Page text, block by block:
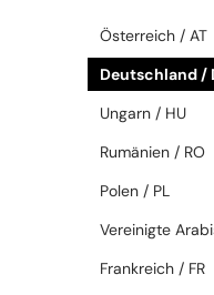
Sonnenbrillen
Österreich / AT
Deutschland /
Ungarn / HU
Rumänien / RO
Polen / PL
Vereinigte
Frankreich / FR